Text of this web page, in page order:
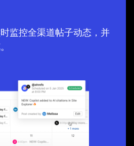
监控全渠道帖子动态，并